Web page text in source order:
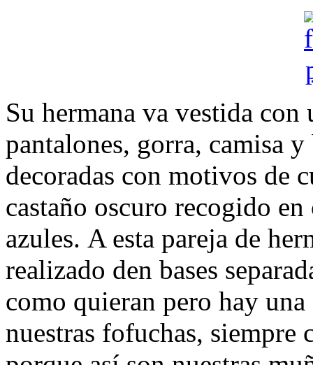
Su hermana va vestida
pantalones, gorra, camisa
decoradas con motivos de
castaño oscuro recogido
azules. A esta pareja de
realizado den bases
como quieran pero hay
nuestras fofuchas, siempre